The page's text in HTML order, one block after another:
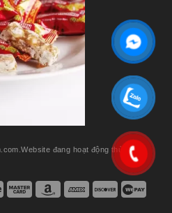
đang hoạt động thử